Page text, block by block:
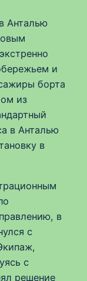
Анталью
и
борта
из
в Анталью
в
в
с
с
решение